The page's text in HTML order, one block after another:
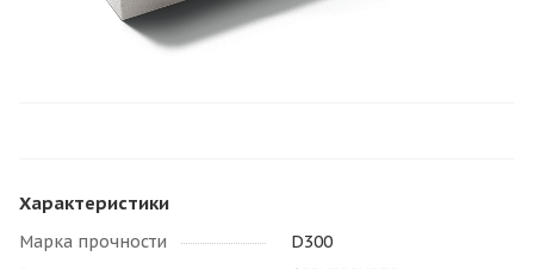
Характеристики
Марка прочности
D300